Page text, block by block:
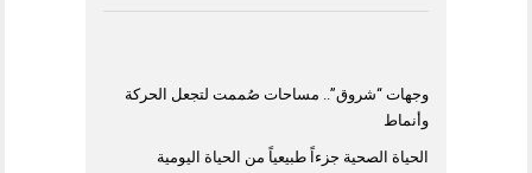
وجهات “شروق”.. مساحات صُممت لتجعل الحركة
وأنماط
الحياة الصحية جزءاً طبيعياً من الحياة اليومية